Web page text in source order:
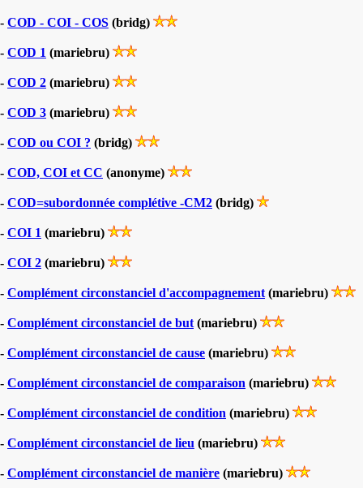
- COD - COI - COS (bridg)
- COD 1 (mariebru)
- COD 2 (mariebru)
- COD 3 (mariebru)
- COD ou COI ? (bridg)
- COD, COI et CC (anonyme)
- COD=subordonnée complétive -CM2 (bridg)
- COI 1 (mariebru)
- COI 2 (mariebru)
- Complément circonstanciel d'accompagnement (mariebru)
- Complément circonstanciel de but (mariebru)
- Complément circonstanciel de cause (mariebru)
- Complément circonstanciel de comparaison (mariebru)
- Complément circonstanciel de condition (mariebru)
- Complément circonstanciel de lieu (mariebru)
- Complément circonstanciel de manière (mariebru)